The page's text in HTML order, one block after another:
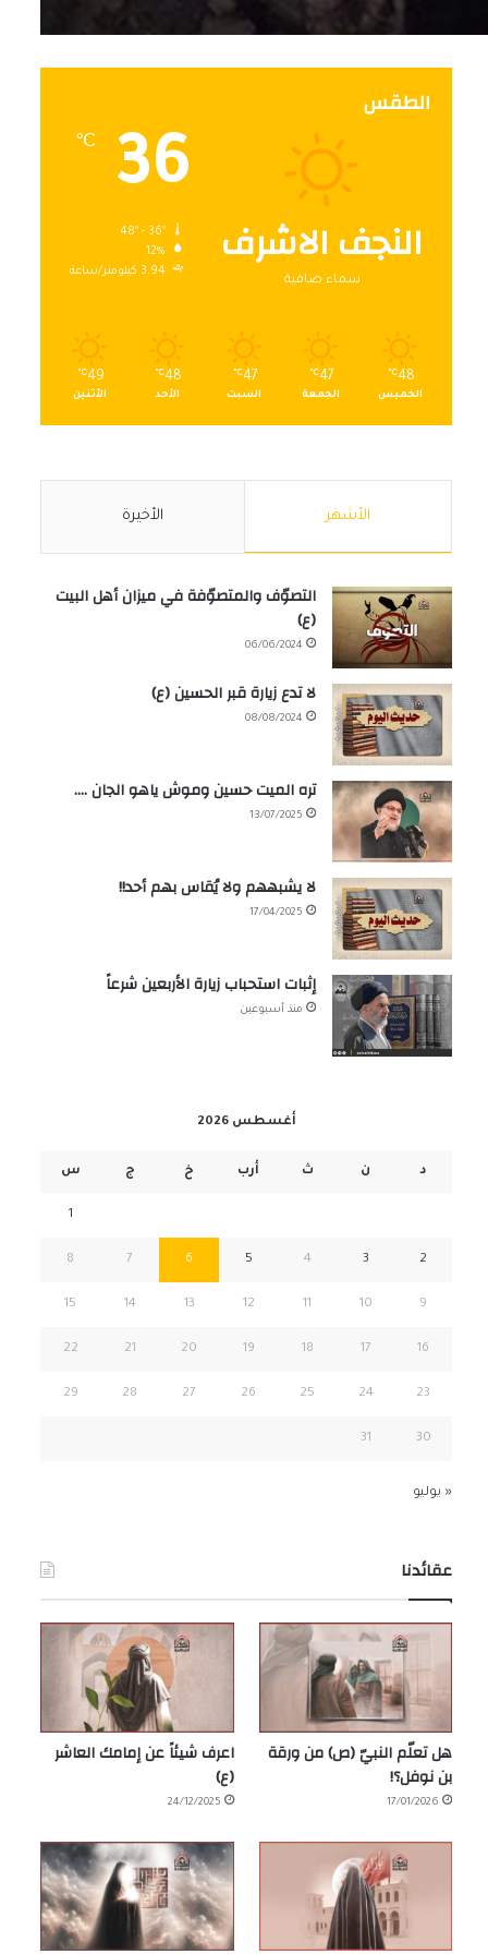
الطقس
النجف الاشرف
سماء صافية
36
℃
12%
3.94 كيلومتر/ساعة
48
℃
الخميس
47
℃
الجمعة
47
℃
السبت
48
℃
الأحد
49
℃
الأثنين
الأشهر الأخيرة
التصوّف والمتصوّفة في ميزان أهل البيت
(ع)
06/06/2024
لا تدع زيارة قبر الحسين (ع)
08/08/2024
تره الميت حسين وموش ياهو الجان ….
13/07/2025
لا يشبههم ولا يُقاس بهم أحد!!
17/04/2025
إثبات استحباب زيارة الأربعين شرعاً
منذ أسبوعين
أغسطس 2026
د ن ث أرب خ ج س
1
2
3
4
5
6
7
8
9
10
11
12
13
14
15
16
17
18
19
20
21
22
23
24
25
26
27
28
29
30
31
« يوليو
عقائدنا
هل تعلّم النبيّ (ص) من ورقة
بن نوفل؟!
17/01/2026
اعرف شيئاً عن إمامك العاشر
(ع)
24/12/2025